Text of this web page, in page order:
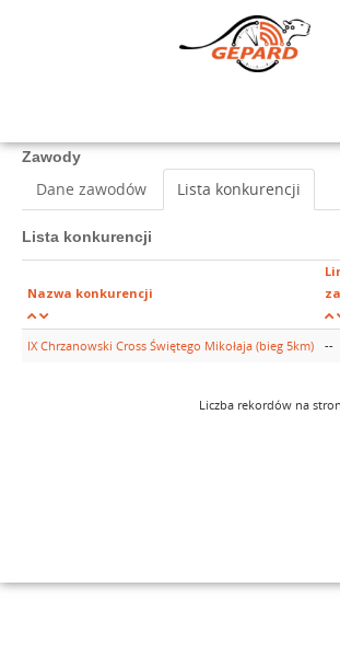
Zawody
Dane zawodów Lista konkurencji
Lista konkurencji
Nazwa konkurencji
IX Chrzanowski Cross Świętego Mikołaja (bieg 5km) --
Liczba rekordów na